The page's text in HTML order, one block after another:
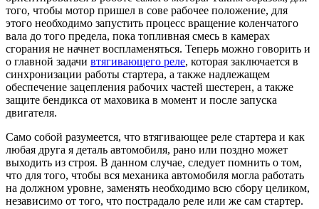
того, чтобы мотор пришел в сове рабочее положение, для
этого необходимо запустить процесс вращение коленчатого
вала до того предела, пока топливная смесь в камерах
сгорания не начнет воспламеняться. Теперь можно говорить и
о главной задачи втягивающего реле, которая заключается в
синхронизации работы стартера, а также надлежащем
обеспечение зацепления рабочих частей шестерен, а также
защите бендикса от маховика в момент и после запуска
двигателя.
Само собой разумеется, что втягивающее реле стартера и как
любая друга я деталь автомобиля, рано или поздно может
выходить из строя. В данном случае, следует помнить о том,
что для того, чтобы вся механика автомобиля могла работать
на должном уровне, заменять необходимо всю сбору целиком,
независимо от того, что пострадало реле или же сам стартер.